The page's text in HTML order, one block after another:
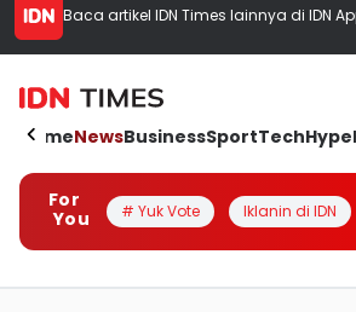
Baca artikel IDN Times lainnya di IDN
HomeNewsBusinessSportTechHype
For
You
# Yuk Vote Iklanin di IDN